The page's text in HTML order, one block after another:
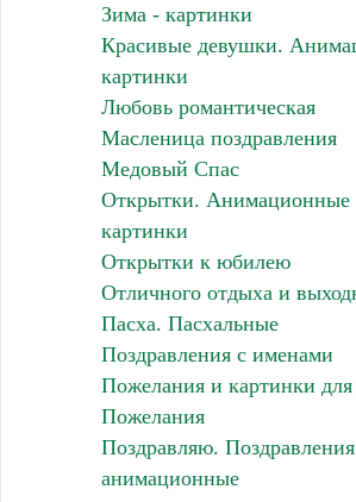
Зима - картинки
Красивые девушки.
картинки
Любовь романтическая
Масленица поздравления
Медовый Спас
Открытки. Анимационные
картинки
Открытки к юбилею
Отличного отдыха и
Пасха. Пасхальные
Поздравления с именами
Пожелания и картинки для
Пожелания
Поздравляю. Поздравления
анимационные